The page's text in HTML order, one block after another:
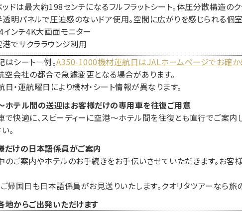
ドは最大約198センチになるフルフラットシート。体圧分散構造のク
明パネルで圧迫感のないドア使用。空間に広がりを感じられる個
ンチ4K大画面モニター
でサクララウンジ利用
シート一例。A350-1000機材運航日はJALホームページでお確か
空会社の都合で急遽変更となる場合があります。
・運航曜日により機材・シート情報が異なります。
ホテル間の送迎はお客様だけの専用車を往復ご用意
で快適に、スピーディーに空港～ホテル間を往復とも直行でご案内
。
だけの日本語係員がご案内
のご案内やホテルのお手続きをお手伝いさせていただきます。お客
ご帰国日も日本語係員がお見送りいたします。クオリタツアーなら旅
地からご出発いただけます